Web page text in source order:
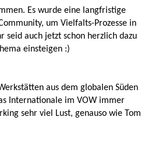
Es wurde eine langfristige
um Vielfalts-Prozesse in
seid auch jetzt schon herzlich dazu
einsteigen :)
aus dem globalen Süden
Internationale im VOW immer
sehr viel Lust, genauso wie Tom